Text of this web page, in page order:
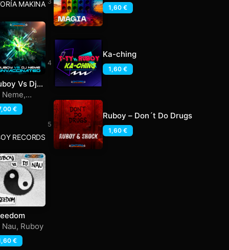
MAKINA
Vs Dj
–
Neme,
€
RECORDS
Nau, Ruboy
€
1,60 €
Ka-ching
1,60 €
Ruboy – Don´t Do Drugs
1,60 €